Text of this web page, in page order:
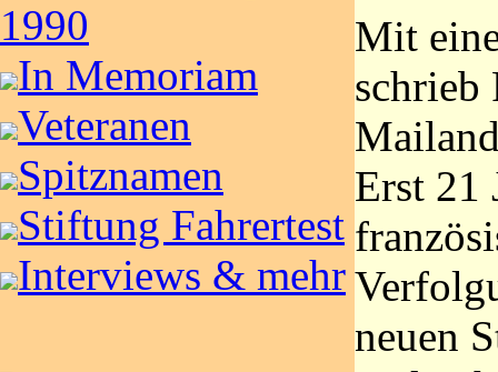
1990
In Memoriam
Veteranen
Spitznamen
Stiftung Fahrertest
Interviews & mehr
Mit
schrieb
Erst 21
neuen